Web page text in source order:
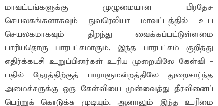
மாவட்டங்களுக்கு முழுமையான பிரதேச
செயலகங்களாகவும் நுவரெலியா மாவட்டத்தில் உப
செயலகமாகவும் திறந்து வைக்கப்பட்டுள்ளமை
பாரியதொரு பாரபட்சமாகும். இந்த பாரபட்சம் குறித்து
எதிர்க்கட்சி உறுப்பினர்கள் உரிய முறையிலே கேள்வி -
பதில் நேரத்திற்குத் பாராளுமன்றத்திலே துறைசார்ந்த
அமைச்சருக்கு ஒரு கேள்வியை முன்வைத்து தீர்வினைப்
பெற்றுக் கொடுக்க முடியும். ஆனாலும் இந்த உரிமை